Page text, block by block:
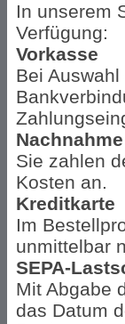
In unserem
Verfügung:
Vorkasse
Bei
Nachnahme
Sie zahlen
Kosten an.
Kreditkarte
Im
unmittelbar
SEPA-
Mit Abgabe
das Datum